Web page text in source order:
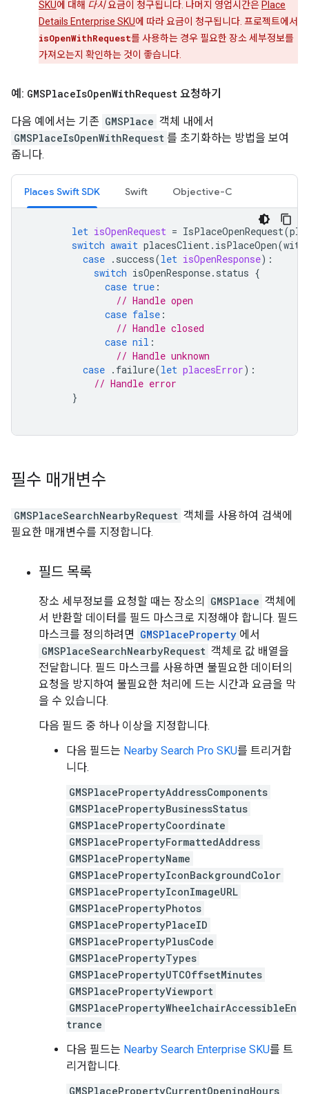
SKU에 대해 다시요금이 청구됩니다. 나머지 영업시간은 Place
Details Enterprise SKU에 따라 요금이 청구됩니다. 프로젝트에서
isOpenWithRequest를 사용하는 경우 필요한 장소 세부정보를
가져오는지 확인하는 것이 좋습니다.
예: GMSPlaceIsOpenWithRequest 요청하기
다음 예에서는 기존 GMSPlace 객체 내에서
GMSPlaceIsOpenWithRequest 를 초기화하는 방법을 보여
줍니다.
Places Swift SDK Swift Objective-C
let isOpenRequest = IsPlaceOpenRequest(
switch await placesClient. isPlaceOpen(with
case . success(let isOpenResponse):
switch isOpenResponse. status {
case true :
// Handle open
case false :
// Handle closed
case nil :
// Handle unknown
case . failure(let placesError):
// Handle error
}
필수 매개변수
GMSPlaceSearchNearbyRequest 객체를 사용하여 검색에
필요한 매개변수를 지정합니다.
필드 목록
장소 세부정보를 요청할 때는 장소의 GMSPlace 객체에
서 반환할 데이터를 필드 마스크로 지정해야 합니다. 필드
마스크를 정의하려면 GMSPlaceProperty 에서
GMSPlaceSearchNearbyRequest 객체로 값 배열을
전달합니다. 필드 마스크를 사용하면 불필요한 데이터의
요청을 방지하여 불필요한 처리에 드는 시간과 요금을 막
을 수 있습니다.
다음 필드 중 하나 이상을 지정합니다.
다음 필드는 Nearby Search Pro SKU를 트리거합
니다.
GMSPlacePropertyAddressComponents
GMSPlacePropertyBusinessStatus
GMSPlacePropertyCoordinate
GMSPlacePropertyFormattedAddress
GMSPlacePropertyName
GMSPlacePropertyIconBackgroundColor
GMSPlacePropertyIconImageURL
GMSPlacePropertyPhotos
GMSPlacePropertyPlaceID
GMSPlacePropertyPlusCode
GMSPlacePropertyTypes
GMSPlacePropertyUTCOffsetMinutes
GMSPlacePropertyViewport
GMSPlacePropertyWheelchairAccessibleEn
trance
다음 필드는 Nearby Search Enterprise SKU를 트
리거합니다.
GMSPlacePropertyCurrentOpeningHours